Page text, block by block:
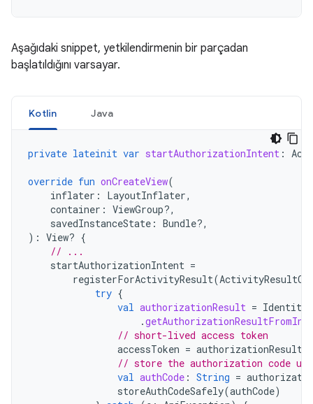
Aşağıdaki snippet, yetkilendirmenin bir parçadan
başlatıldığını varsayar.
Kotlin Java
private lateinit var startAuthorizationIntent :
override fun onCreateView(
inflater : LayoutInflater,
container : ViewGroup?,
savedInstanceState : Bundle?,
): View? {
// ...
startAuthorizationIntent =
registerForActivityResult(
try {
val authorizationResult = Identity
.
// short-lived access token
accessToken = authorizationResult
// store the authorization code
val authCode : String =
storeAuthCodeSafely(authCode)